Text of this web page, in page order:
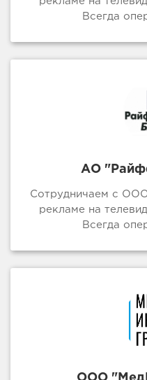
Всегда
АО
Сотрудничаем с
рекламе на
Всегда
ООО